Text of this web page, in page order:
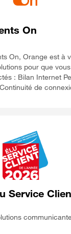
On
On, Orange est à
pour que
: Bilan Internet
de
Service